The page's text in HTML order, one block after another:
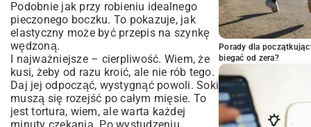
Podobnie jak przy robieniu idealnego
pieczonego boczku. To pokazuje, jak
elastyczny może być przepis na szynkę
wędzoną.
I najważniejsze – cierpliwość. Wiem, że
kusi, żeby od razu kroić, ale nie rób tego.
Daj jej odpocząć, wystygnąć powoli. Soki
muszą się rozejść po całym mięsie. To
jest tortura, wiem, ale warta każdej
Porady dla
biegać od zera?